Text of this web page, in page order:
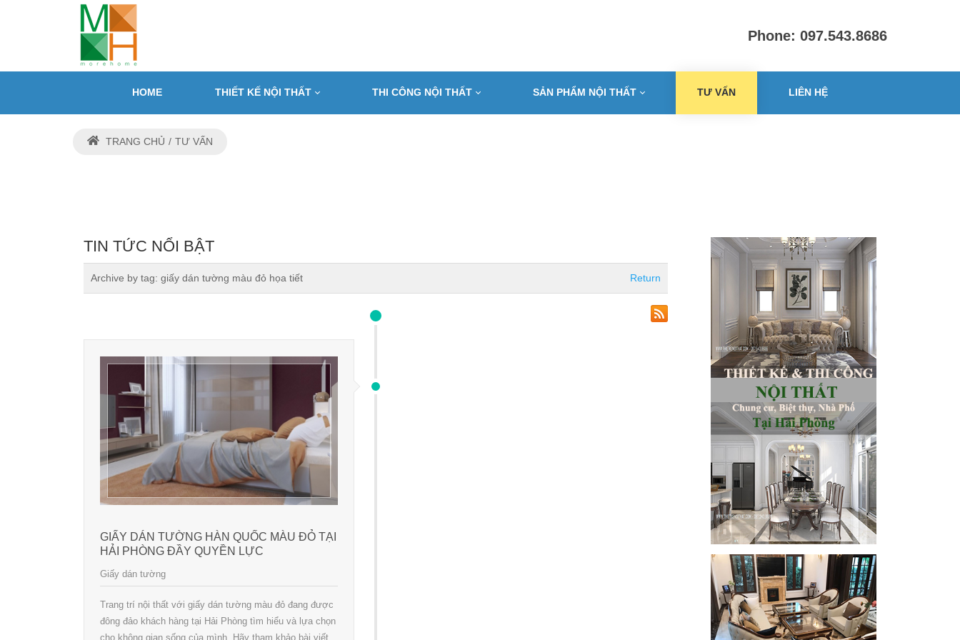
Phone: 097.543.8686
HOME THIẾT KẾ NỘI THẤT THI CÔNG NỘI THẤT SẢN PHẨM NỘI THẤT TƯ VẤN LIÊN HỆ
TRANG CHỦ TƯ VẤN
TIN TỨC NỔI BẬT
Archive by tag: giấy dán tường màu đỏ họa tiết Return
GIẤY DÁN TƯỜNG HÀN QUỐC MÀU ĐỎ TẠI
HẢI PHÒNG ĐẦY QUYỀN LỰC
Giấy dán tường
Trang trí nội thất với giấy dán tường màu đỏ đang được
đông đảo khách hàng tại Hải Phòng tìm hiểu và lựa chọn
cho không gian sống của mình. Hãy tham khảo bài viết